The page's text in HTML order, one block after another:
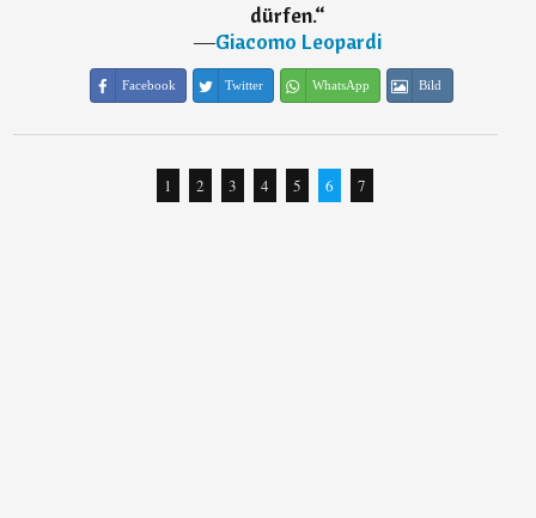
dürfen.“
―Giacomo Leopardi
Facebook Twitter WhatsApp Bild
1 2 3 4 5 6 7